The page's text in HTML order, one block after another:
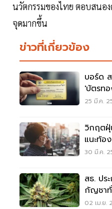
นวัตกรรมของไทย ตอบสนอง
จุดมากขึ้น
ข่าวที่เกี่ยวข้อง
บอร์ด
'บัตรท
หนุนบริ
25 มี.ค.
วิกฤตฝุ่
แนะท้อ
เสี่ยง
30 มี.ค.
สธ. ปร
กัญชาทั่
สันทนา
02 เม.ย.